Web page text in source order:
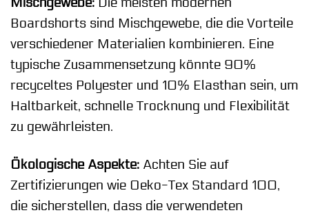
Boardshorts sind Mischgewebe, die die Vorteile
verschiedener Materialien kombinieren. Eine
typische Zusammensetzung könnte 90%
recyceltes Polyester und 10% Elasthan sein, um
Haltbarkeit, schnelle Trocknung und Flexibilität
zu gewährleisten.
Ökologische Aspekte: Achten Sie auf
Zertifizierungen wie Oeko-Tex Standard 100,
die sicherstellen, dass die verwendeten